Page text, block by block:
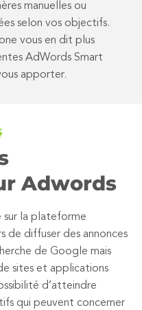
manuelles ou
selon vos objectifs.
vous en dit plus
AdWords Smart
apporter.
Adwords
sur la plateforme
de diffuser des annonces
de Google mais
sites et applications
d’atteindre
qui peuvent concerner